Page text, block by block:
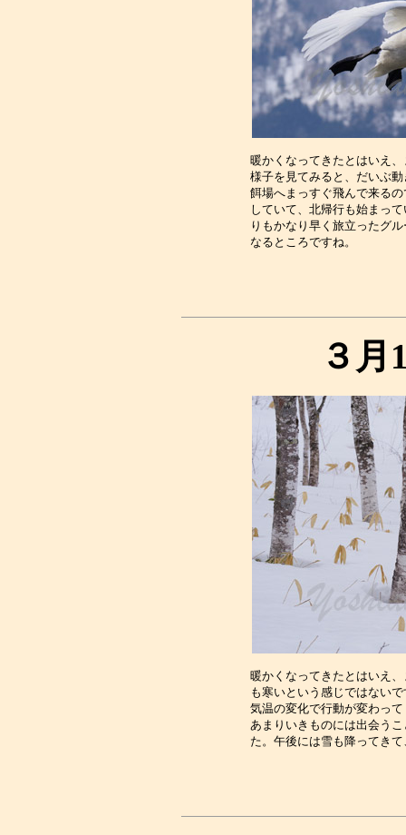
暖かくなってきたとはいえ
様子を見てみると、だいぶ
餌場へまっすぐ飛んで来る
していて、北帰行も始まっ
りもかなり早く旅立ったグ
３月
暖かくなってきたとはいえ
も寒いという感じではない
気温の変化で行動が変わっ
あまりいきものには出会う